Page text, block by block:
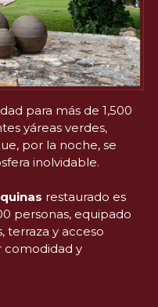
para más de 1,500
yáreas verdes,
por la noche, se
inolvidable.
restaurado es
personas, equipado
terraza y acceso
comodidad y